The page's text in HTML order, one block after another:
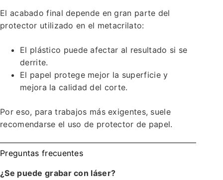
El acabado final depende en gran parte del
protector utilizado en el metacrilato:
El plástico puede afectar al resultado si se
derrite.
El papel protege mejor la superficie y
mejora la calidad del corte.
Por eso, para trabajos más exigentes, suele
recomendarse el uso de protector de papel.
Preguntas frecuentes
¿Se puede grabar con láser?